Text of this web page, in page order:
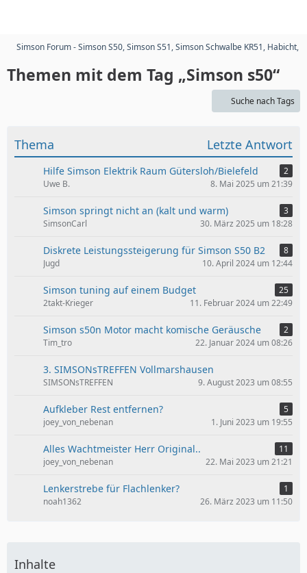
Simson Forum - Simson S50, Simson S51, Simson Schwalbe KR51, Habicht,
Themen mit dem Tag „Simson s50“
Suche nach Tags
Thema Letzte Antwort
Hilfe Simson Elektrik Raum Gütersloh/Bielefeld
2
Uwe B.
8. Mai 2025 um 21:39
Simson springt nicht an (kalt und warm)
3
SimsonCarl
30. März 2025 um 18:28
Diskrete Leistungssteigerung für Simson S50 B2
8
Jugd
10. April 2024 um 12:44
Simson tuning auf einem Budget
25
2takt-Krieger
11. Februar 2024 um 22:49
Simson s50n Motor macht komische Geräusche
2
Tim_tro
22. Januar 2024 um 08:26
3. SIMSONsTREFFEN Vollmarshausen
SIMSONsTREFFEN 9. August 2023 um 08:55
Aufkleber Rest entfernen?
5
joey_von_nebenan
1. Juni 2023 um 19:55
Alles Wachtmeister Herr Original..
11
joey_von_nebenan
22. Mai 2023 um 21:21
Lenkerstrebe für Flachlenker?
1
noah1362
26. März 2023 um 11:50
Inhalte